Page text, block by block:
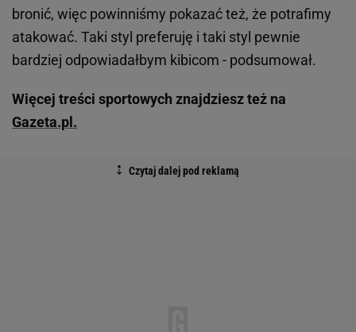
bronić, więc powinniśmy pokazać też, że potrafimy
atakować. Taki styl preferuję i taki styl pewnie
bardziej odpowiadałbym kibicom - podsumował.
Więcej treści sportowych znajdziesz też na
Gazeta.pl.